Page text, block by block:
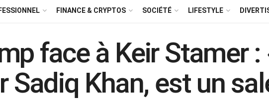
FINANCE & CRYPTOS SOCIÉTÉ LIFESTYLE
face à Keir Stamer :
Sadiq Khan, est un